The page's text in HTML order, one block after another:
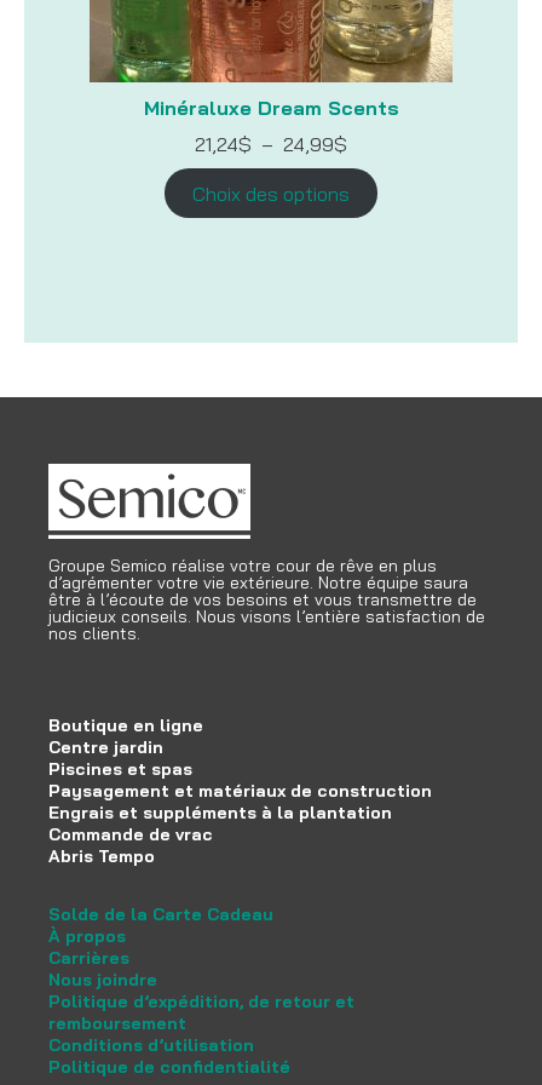
Minéraluxe Dream Scents
21,24$ – 24,99$
prix :
21,24$
à
Choix des options
Groupe Semico réalise votre cour de rêve en plus
d’agrémenter votre vie extérieure. Notre équipe saura
être à l’écoute de vos besoins et vous transmettre de
judicieux conseils. Nous visons l’entière satisfaction de
nos clients.
Boutique en ligne
Centre jardin
Piscines et spas
Paysagement et matériaux de construction
Engrais et suppléments à la plantation
Commande de vrac
Abris Tempo
Solde de la Carte Cadeau
À propos
Carrières
Nous joindre
Politique d’expédition, de retour et
remboursement
Conditions d’utilisation
Politique de confidentialité